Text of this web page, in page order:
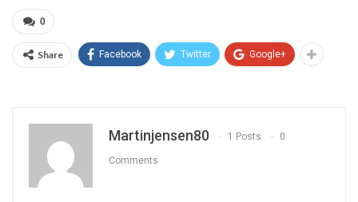
0
Share Facebook Twitter Google+
Martinjensen80 1 Posts 0
Comments